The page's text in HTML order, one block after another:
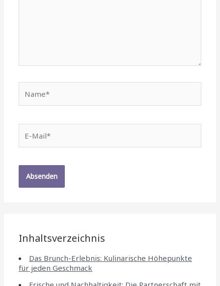
Mail*
Inhaltsverzeichnis
Das Brunch-Erlebnis: Kulinarische Höhepunkte
für jeden Geschmack